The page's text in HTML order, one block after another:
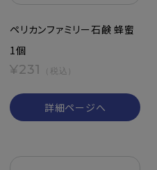
ペリカンファミリー石鹸 蜂蜜
1個
¥231 （税込）
詳細ページへ